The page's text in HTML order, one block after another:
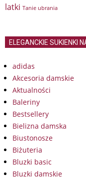
latki Tanie ubrania
ELEGANCKIE SUKIENKI
adidas
Akcesoria damskie
Aktualności
Baleriny
Bestsellery
Bielizna damska
Biustonosze
Biżuteria
Bluzki basic
Bluzki damskie